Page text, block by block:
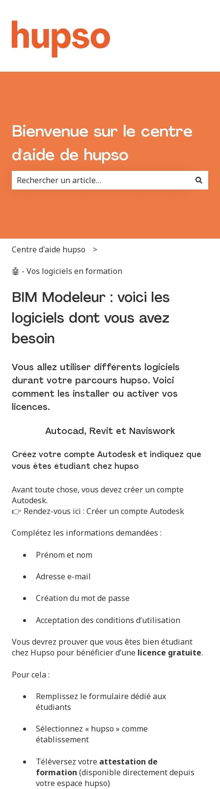
Bienvenue sur le centre
d'aide de hupso
Centre d'aide hupso
🤖 - Vos logiciels en formation
BIM Modeleur : voici les
logiciels dont vous avez
besoin
Vous allez utiliser différents logiciels
durant votre parcours hupso. Voici
comment les installer ou activer vos
licences.
Autocad, Revit et Naviswork
Créez votre compte Autodesk et indiquez que
vous êtes étudiant chez hupso
Avant toute chose, vous devez créer un compte
Autodesk.
👉 Rendez-vous ici : Créer un compte Autodesk
Complétez les informations demandées :
Prénom et nom
Adresse e-mail
Création du mot de passe
Acceptation des conditions d’utilisation
Vous devrez prouver que vous êtes bien étudiant
chez Hupso pour bénéficier d’une licence gratuite.
Pour cela :
Remplissez le formulaire dédié aux
étudiants
Sélectionnez « hupso » comme
établissement
Téléversez votre attestation de
formation (disponible directement depuis
votre espace hupso)